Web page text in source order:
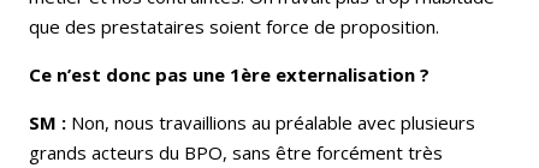
que des prestataires soient force de proposition.
Ce n’est donc pas une 1ère externalisation ?
SM : Non, nous travaillions au préalable avec plusieurs
grands acteurs du BPO, sans être forcément très